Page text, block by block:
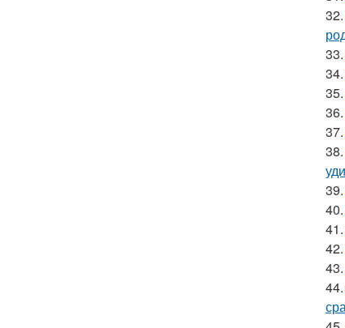
32.
33.
34.
35.
36.
37.
38.
39.
40.
41.
42.
43.
44.